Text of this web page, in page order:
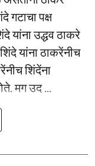
गटाचा पक्ष
यांना उद्धव ठाकरे
यांना ठाकरेंनीच
शिंदेंना
मग उद ...